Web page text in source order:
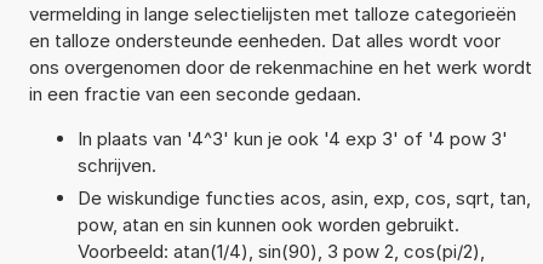
vermelding in lange selectielijsten met talloze categorieën
en talloze ondersteunde eenheden. Dat alles wordt voor
ons overgenomen door de rekenmachine en het werk wordt
in een fractie van een seconde gedaan.
In plaats van '4^3' kun je ook '4 exp 3' of '4 pow 3'
schrijven.
De wiskundige functies acos, asin, exp, cos, sqrt, tan,
pow, atan en sin kunnen ook worden gebruikt.
Voorbeeld: atan(1/4), sin(90), 3 pow 2, cos(pi/2),